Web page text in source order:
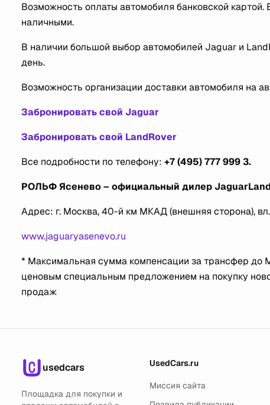
Возможность оплаты автомобиля банковской
наличными.
В наличии большой выбор автомобилей Jaguar и
день.
Возможность организации доставки автомобиля на
Забронировать свой Jaguar
Забронировать свой LandRover
Все подробности по телефону: +7 (495) 777 999 3.
РОЛЬФ Ясенево – официальный дилер
Адрес: г. Москва, 40-й км МКАД (внешняя сторона), вл.
www.jaguaryasenevo.ru
* Максимальная сумма компенсации за трансфер
ценовым специальным предложением на покупку
продаж
usedcars
Площадка для покупки и
UsedCars.ru
Миссия сайта